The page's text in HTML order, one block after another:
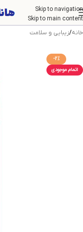
Skip to navigation
Skip to main content
خانه/زیبایی و سلامت
-2%
اتمام موجودی